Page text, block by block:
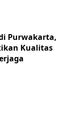
Purwakarta,
Kualitas